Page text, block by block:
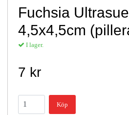
Fuchsia
4,5x4,5cm
I lager.
7 kr
Köp